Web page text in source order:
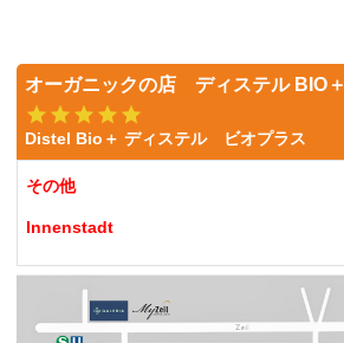
オーガニックの店 ディステル BIO＋
Distel Bio＋ ディステル ビオプラス
その他
Innenstadt